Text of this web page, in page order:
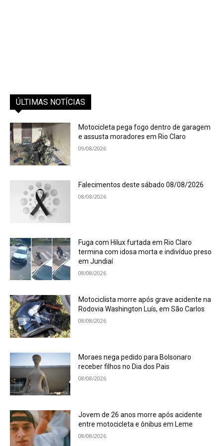
ÚLTIMAS NOTÍCIAS
Motocicleta pega fogo dentro de garagem
e assusta moradores em Rio Claro
09/08/2026
Falecimentos deste sábado 08/08/2026
08/08/2026
Fuga com Hilux furtada em Rio Claro
termina com idosa morta e indivíduo preso
em Jundiaí
08/08/2026
Motociclista morre após grave acidente na
Rodovia Washington Luís, em São Carlos
08/08/2026
Moraes nega pedido para Bolsonaro
receber filhos no Dia dos Pais
08/08/2026
Jovem de 26 anos morre após acidente
entre motocicleta e ônibus em Leme
08/08/2026